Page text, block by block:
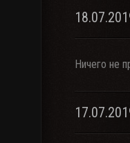
Ничего не